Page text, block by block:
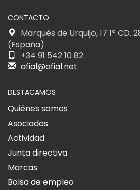
CONTACTO
Marqués de Urquijo, 17 1º CD.
(España)
+34 91 542 10 82
afial@afial.net
DESTACAMOS
Quiénes somos
Asociados
Actividad
Junta directiva
Marcas
Bolsa de empleo